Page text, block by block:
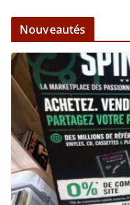
Nouveautés